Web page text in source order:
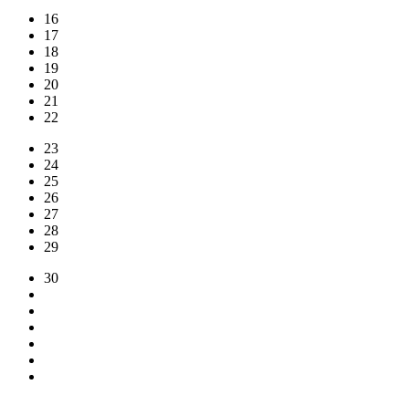
16
17
18
19
20
21
22
23
24
25
26
27
28
29
30